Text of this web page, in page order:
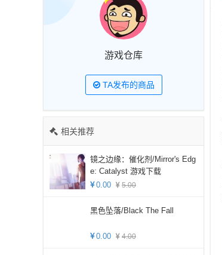
游戏仓库
TA发布的商品
相关推荐
镜之边缘：催化剂/Mirror's Edg
e: Catalyst 游戏下载
0.00
5.00
黑色坠落/Black The Fall
0.00 4.00